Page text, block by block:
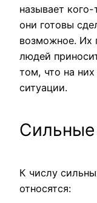
называет
они готовы
возможное. Их
людей
том, что на
ситуации.
К числу
относятся: